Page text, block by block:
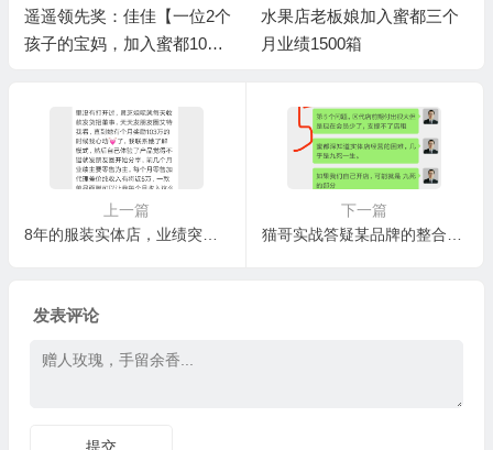
遥遥领先奖：佳佳【一位2个
孩子的宝妈，加入蜜都10个
水果店老板娘加入蜜都三个
月业绩1500箱
上一篇
8年的服装实体店，业绩突破3000箱
下一篇
猫哥实战答疑某品牌的整合经验与案例 一共16个常见问题
发表评论